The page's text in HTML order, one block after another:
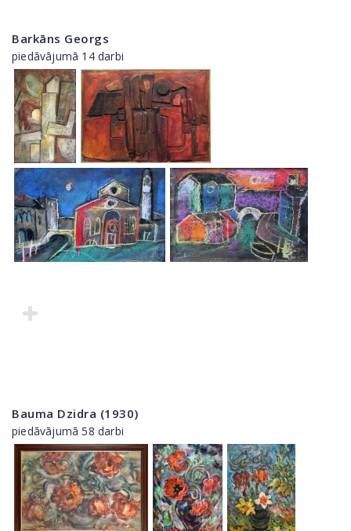
Barkāns Georgs
piedāvājumā 14 darbi
Bauma Dzidra (1930)
piedāvājumā 58 darbi